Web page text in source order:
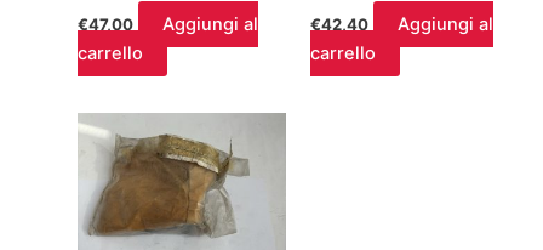
€47,00
Aggiungi al
carrello
€42,40
Aggiungi al
carrello